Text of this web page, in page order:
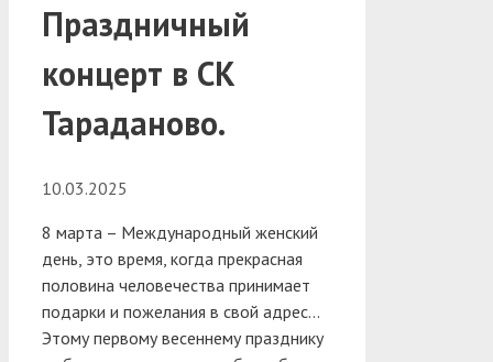
Праздничный
концерт в СК
Тараданово.
10.03.2025
8 марта – Международный женский
день, это время, когда прекрасная
половина человечества принимает
подарки и пожелания в свой адрес…
Этому первому весеннему празднику